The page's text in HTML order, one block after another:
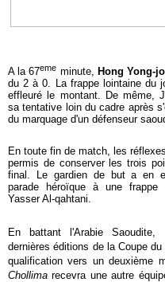
A la 67eme minute, Hong Yong-jo
du 2 à 0. La frappe lointaine du
effleuré le montant. De même,
sa tentative loin du cadre après
du marquage d'un défenseur
En toute fin de match, les
permis de conserver les trois
final. Le gardien de but a en
parade héroïque à une frappe
Yasser Al-qahtani.
En battant l'Arabie Saoudite,
dernières éditions de la Coupe
qualification vers un deuxième
Chollima recevra une autre